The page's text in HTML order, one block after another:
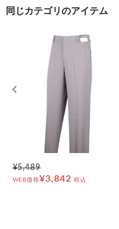
同じカテゴリのアイテム
¥5,489
WEB価格¥3,842 税込
前の画像